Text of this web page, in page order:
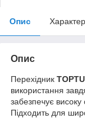
Опис
Опис
Перехідник
використання
забезпечує високу
Підходить для